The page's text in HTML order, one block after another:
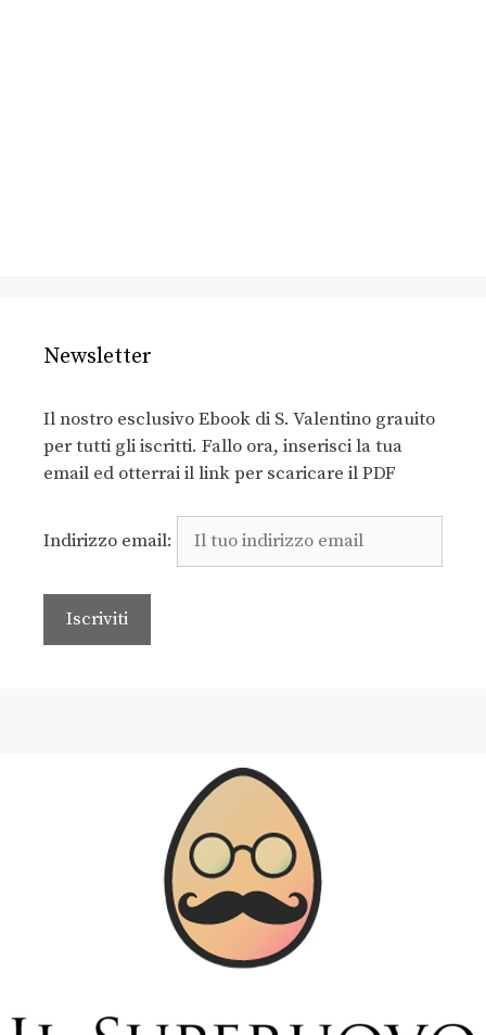
Newsletter
Il nostro esclusivo Ebook di S. Valentino grauito
per tutti gli iscritti. Fallo ora, inserisci la tua
email ed otterrai il link per scaricare il PDF
Indirizzo email: